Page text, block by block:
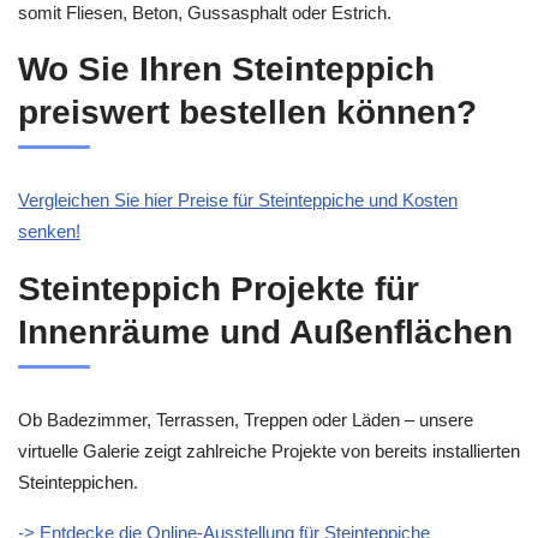
somit Fliesen, Beton, Gussasphalt oder Estrich.
Wo Sie Ihren Steinteppich
preiswert bestellen können?
Vergleichen Sie hier Preise für Steinteppiche und Kosten
senken!
Steinteppich Projekte für
Innenräume und Außenflächen
Ob Badezimmer, Terrassen, Treppen oder Läden – unsere
virtuelle Galerie zeigt zahlreiche Projekte von bereits installierten
Steinteppichen.
-> Entdecke die Online-Ausstellung für Steinteppiche